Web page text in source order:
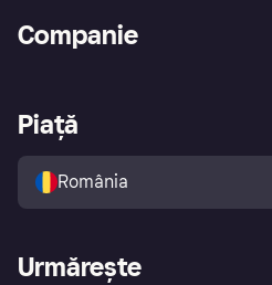
Conectează-te
Explorați magazinele
Politica de protecție a
cumpărătorului
Companie
Conectare pentru companii
Piață
România
Urmărește